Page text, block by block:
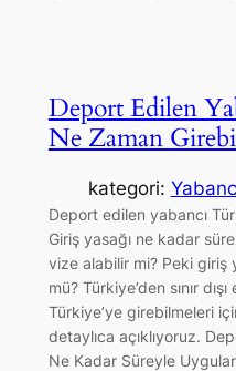
Deport Edilen
Ne Zaman
kategori:
Deport edilen yabancı
Giriş yasağı ne kadar
vize alabilir mi? Peki giriş
mü? Türkiye’den sınır
Türkiye’ye girebilmeleri
detaylıca açıklıyoruz.
Ne Kadar Süreyle